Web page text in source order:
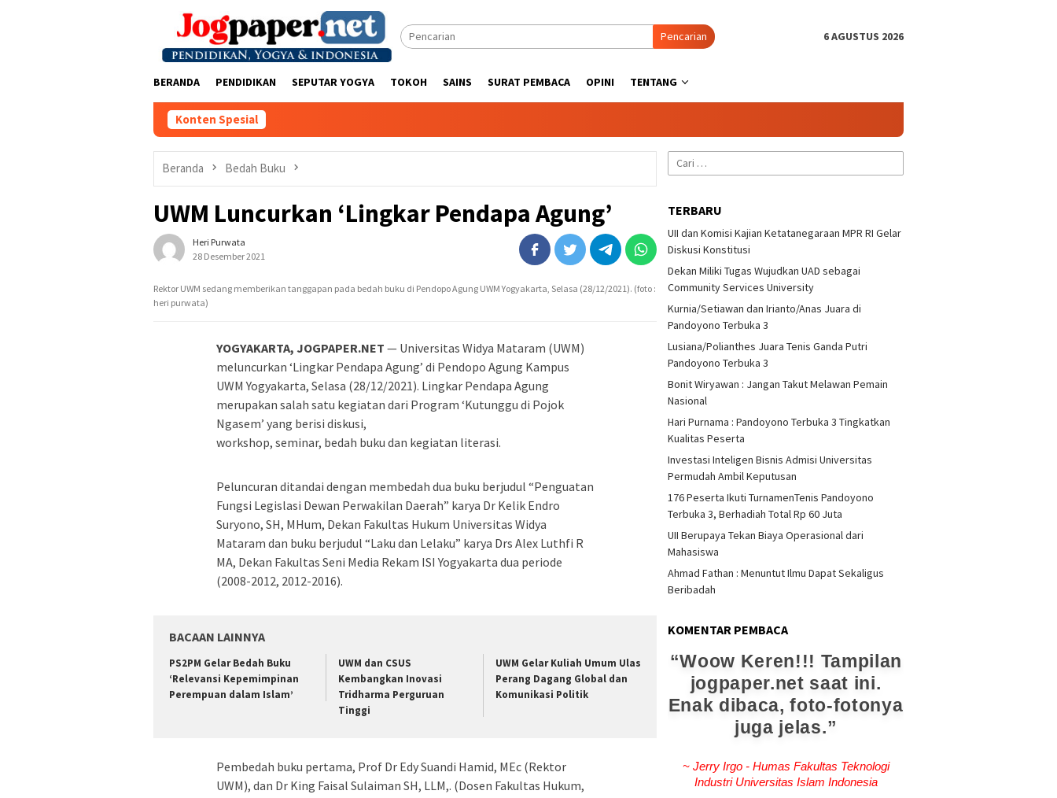
Pencarian 6 AGUSTUS 2026
BERANDA PENDIDIKAN SEPUTAR YOGYA TOKOH SAINS SURAT PEMBACA OPINI TENTANG
Konten Spesial
Beranda Bedah Buku
UWM Luncurkan ‘Lingkar Pendapa Agung’
Heri Purwata
28 Desember 2021
Rektor UWM sedang memberikan tanggapan pada bedah buku di Pendopo Agung UWM Yogyakarta, Selasa (28/12/2021). (foto :
heri purwata)
YOGYAKARTA, JOGPAPER.NET— Universitas Widya Mataram (UWM)
meluncurkan ‘Lingkar Pendapa Agung’ di Pendopo Agung Kampus
UWM Yogyakarta, Selasa (28/12/2021). Lingkar Pendapa Agung
merupakan salah satu kegiatan dari Program ‘Kutunggu di Pojok
Ngasem’ yang berisi diskusi,
workshop, seminar, bedah buku dan kegiatan literasi.
Peluncuran ditandai dengan membedah dua buku berjudul “Penguatan
Fungsi Legislasi Dewan Perwakilan Daerah” karya Dr Kelik Endro
Suryono, SH, MHum, Dekan Fakultas Hukum Universitas Widya
Mataram dan buku berjudul “Laku dan Lelaku” karya Drs Alex Luthfi R
MA, Dekan Fakultas Seni Media Rekam ISI Yogyakarta dua periode
(2008-2012, 2012-2016).
BACAAN LAINNYA
PS2PM Gelar Bedah Buku
‘Relevansi Kepemimpinan
Perempuan dalam Islam’
UWM dan CSUS
Kembangkan Inovasi
Tridharma Perguruan
Tinggi
UWM Gelar Kuliah Umum Ulas
Perang Dagang Global dan
Komunikasi Politik
Pembedah buku pertama, Prof Dr Edy Suandi Hamid, MEc (Rektor
UWM), dan Dr King Faisal Sulaiman SH, LLM,. (Dosen Fakultas Hukum,
Cari
untuk:
TERBARU
UII dan Komisi Kajian Ketatanegaraan MPR RI Gelar
Diskusi Konstitusi
Dekan Miliki Tugas Wujudkan UAD sebagai
Community Services University
Kurnia/Setiawan dan Irianto/Anas Juara di
Pandoyono Terbuka 3
Lusiana/Polianthes Juara Tenis Ganda Putri
Pandoyono Terbuka 3
Bonit Wiryawan : Jangan Takut Melawan Pemain
Nasional
Hari Purnama : Pandoyono Terbuka 3 Tingkatkan
Kualitas Peserta
Investasi Inteligen Bisnis Admisi Universitas
Permudah Ambil Keputusan
176 Peserta Ikuti TurnamenTenis Pandoyono
Terbuka 3, Berhadiah Total Rp 60 Juta
UII Berupaya Tekan Biaya Operasional dari
Mahasiswa
Ahmad Fathan : Menuntut Ilmu Dapat Sekaligus
Beribadah
KOMENTAR PEMBACA
Woow Keren!!! Tampilan
jogpaper.net saat ini.
Enak dibaca, foto-fotonya
juga jelas.
~ Jerry Irgo - Humas Fakultas Teknologi
Industri Universitas Islam Indonesia